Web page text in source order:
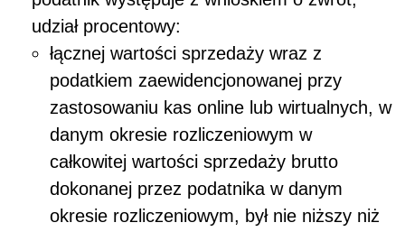
udział procentowy:
łącznej wartości sprzedaży wraz z
podatkiem zaewidencjonowanej przy
zastosowaniu kas online lub wirtualnych, w
danym okresie rozliczeniowym w
całkowitej wartości sprzedaży brutto
dokonanej przez podatnika w danym
okresie rozliczeniowym, był nie niższy niż